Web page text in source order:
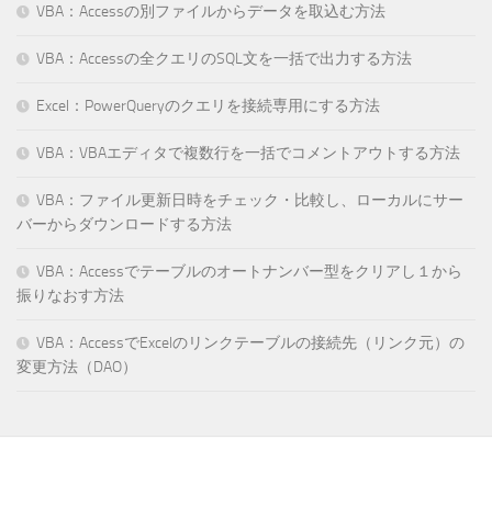
VBA：Accessの別ファイルからデータを取込む方法
VBA：Accessの全クエリのSQL文を一括で出力する方法
Excel：PowerQueryのクエリを接続専用にする方法
VBA：VBAエディタで複数行を一括でコメントアウトする方法
VBA：ファイル更新日時をチェック・比較し、ローカルにサー
バーからダウンロードする方法
VBA：Accessでテーブルのオートナンバー型をクリアし１から
振りなおす方法
VBA：AccessでExcelのリンクテーブルの接続先（リンク元）の
変更方法（DAO）